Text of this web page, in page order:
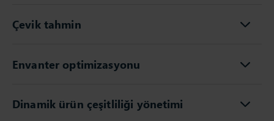
Çevik tahmin
Envanter optimizasyonu
Dinamik ürün çeşitliliği yönetimi